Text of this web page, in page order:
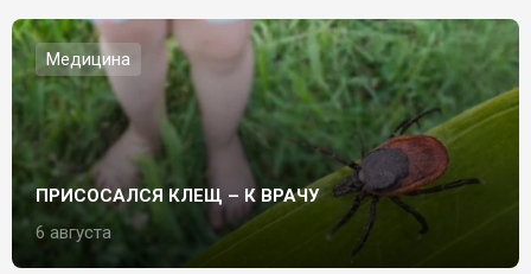
Медицина
ПРИСОСАЛСЯ КЛЕЩ – К ВРАЧУ
6 августа